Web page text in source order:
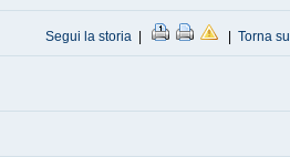
Segui la storia | |Torna su